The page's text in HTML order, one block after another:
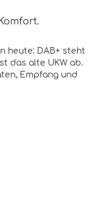
heute: DAB+ steht
das alte UKW ab.
Empfang und